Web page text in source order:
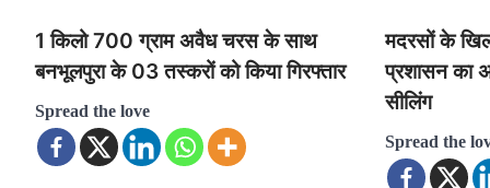
1 किलो 700 ग्राम अवैध चरस के साथ
बनभूलपुरा के 03 तस्करों को किया गिरफ्तार
Spread the love
मदरसों के
प्रशासन का
सीलिंग
Spread the